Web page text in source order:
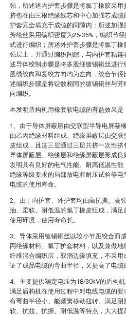
强，所述述内护套步骤是将氯丁橡胶采用
挤包在由三根绝缘线芯和中心加强芯成缆
护套完全填充于成缆的间隙内；所述加强
芳纶丝采用编织密度为25-35%，编织节
式进行编织；所述外护套步骤是将氯丁橡
强层上，并通过编织间隙，与内护套粘连
述导体绞制步骤是将多股细镀锡铜丝进行
股线绞向和复绞方向均为左向，绞合节径
述编织步骤是将锭数相同的镀锡铜丝与芳
向编织。
本发明盾构机用橡套软电缆的有益效果是
1、由于导体屏蔽层由交联型半导电屏蔽
由乙丙绝缘材料组成、绝缘屏蔽层由交联
皮组成，且这三层通过三层共挤一次性挤
导体屏蔽层、绝缘层和绝缘屏蔽层形成良
发明具有良好的电气性能、耐高低温性能
绝缘等级要求的局部放电和耐压试验等电
电缆的使用寿命。
2、由于内护套、外护套均由高抗撕、高
油、柔软、耐低温的氯丁橡皮组成，满足
使用环境，使用寿命长。
3、导体采用镀锡铜丝以较小节距绞合而
丙绝缘材料、氯丁护套材料，以及兼做地
纤维混合编织层，取消边缘填充，不采用
证了成品电缆的弯曲半径，又提高了电缆
4、主要提供额定电压为18/30kV的盾构机
满足盾构机在使用过程中对电线电缆的要
有弯曲半径小、能频繁移动扭转、满足耐
软、抗拉、抗撕、耐低温等特点，大大提